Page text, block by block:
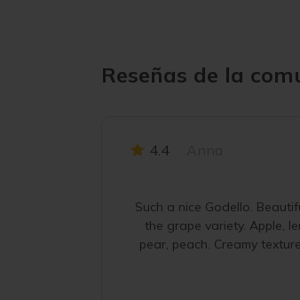
Reseñas de la
4.4
Such a nice Godello.
the grape variety. Apple,
pear, peach. Creamy